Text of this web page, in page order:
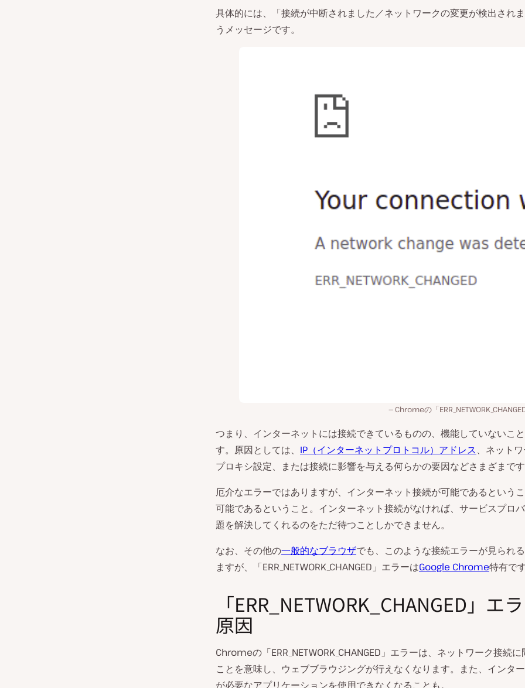
再
具体的には、「接続が中断されました／ネットワークの変更が検出され
うメッセージです。
Chromeの「
つまり、インターネットには接続できているものの、機能していないこ
す。原因としては、 IP（インターネットプロトコル）アドレス、ネットワ
プロキシ設定、または接続に影響を与える何らかの要因などさまざまです
厄介なエラーではありますが、インターネット接続が可能であるという
可能であるということ。インターネット接続がなければ、サービスプロ
題を解決してくれるのをただ待つことしかできません。
なお、その他の一般的なブラウザでも、このような接続エラーが見られ
ますが、「ERR_NETWORK_CHANGED」エラーはGoogle Chrome特有です
「ERR_NETWORK_CHANGED」エ
原因
Chromeの「ERR_NETWORK_CHANGED」エラーは、ネットワーク接続
ことを意味し、ウェブブラウジングが行えなくなります。また、インタ
が必要なアプリケーションを使用できなくなることも。